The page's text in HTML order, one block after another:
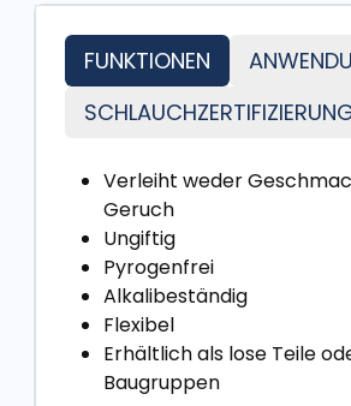
FUNKTIONEN
Verleiht weder
Geruch
Ungiftig
Pyrogenfrei
Alkalibeständig
Flexibel
Erhältlich als lose Teile
Baugruppen